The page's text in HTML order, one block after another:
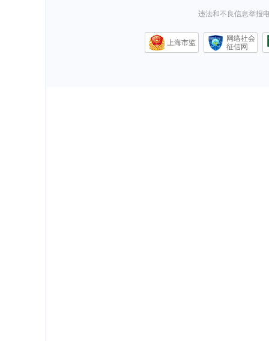
违法和不良信息举报
上海市监
网络社会
征信网